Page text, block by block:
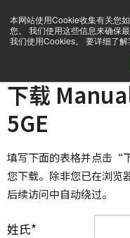
本网站使用Cookie收集有关您
您。 我们使用这些信息来确保
我们使用Cookies。 要详细了
下载
5GE
填写下面的表格并点击“
您下载。除非您已在浏览
后续访问中自动绕过。
姓氏